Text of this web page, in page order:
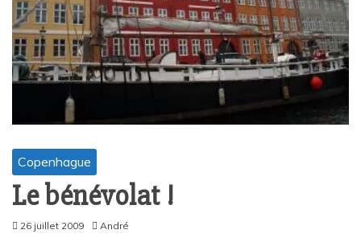
Copenhague
Le bénévolat !
26 juillet 2009 André